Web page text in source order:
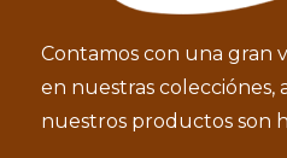
Contamos con una gran
en nuestras colecciónes,
nuestros productos son